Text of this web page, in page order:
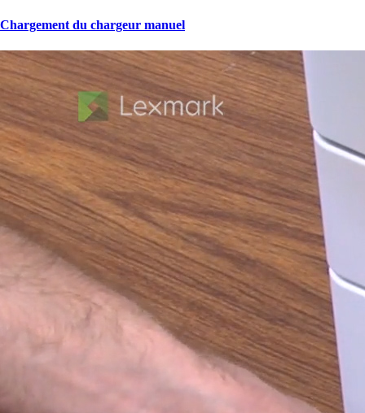
Chargement du chargeur manuel